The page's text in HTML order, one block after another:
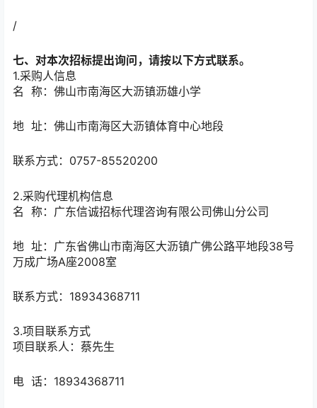
/
七、对本次招标提出询问，请按以下方式联系。
1.采购人信息
名 称： 佛山市南海区大沥镇沥雄小学
地 址： 佛山市南海区大沥镇体育中心地段
联系方式： 0757-85520200
2.采购代理机构信息
名 称： 广东信诚招标代理咨询有限公司佛山分公司
地 址： 广东省佛山市南海区大沥镇广佛公路平地段38号
万成广场A座2008室
联系方式： 18934368711
3.项目联系方式
项目联系人： 蔡先生
电 话： 18934368711